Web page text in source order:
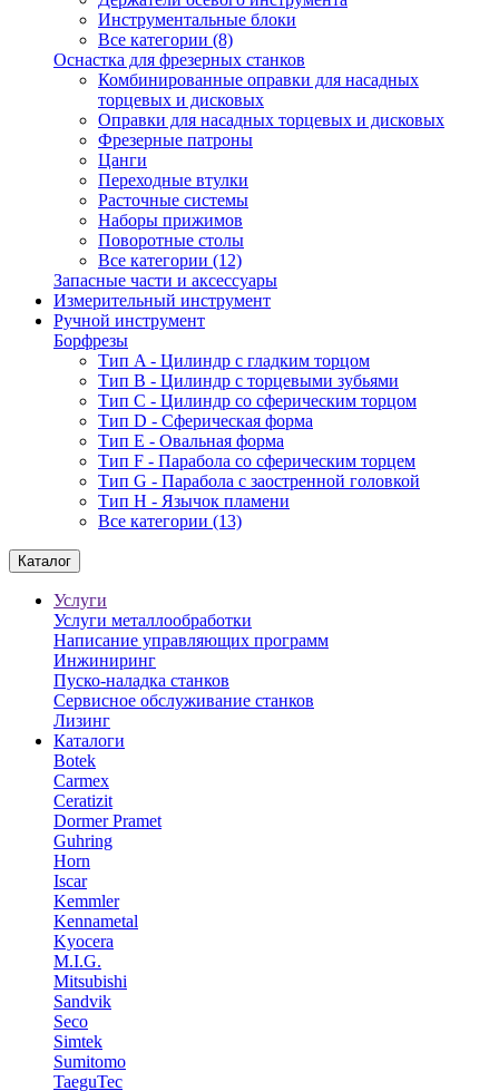
Инструментальные блоки
Все категории (8)
Оснастка для фрезерных станков
Комбинированные оправки для насадных
торцевых и дисковых
Оправки для насадных торцевых и дисковых
Фрезерные патроны
Цанги
Переходные втулки
Расточные системы
Наборы прижимов
Поворотные столы
Все категории (12)
Запасные части и аксессуары
Измерительный инструмент
Ручной инструмент
Борфрезы
Тип A - Цилиндр с гладким торцом
Тип В - Цилиндр с торцевыми зубьями
Тип С - Цилиндр со сферическим торцом
Тип D - Сферическая форма
Тип Е - Овальная форма
Тип F - Парабола со сферическим торцем
Тип G - Парабола с заостренной головкой
Тип H - Язычок пламени
Все категории (13)
Каталог
Услуги
Услуги металлообработки
Написание управляющих программ
Инжиниринг
Пуско-наладка станков
Сервисное обслуживание станков
Лизинг
Каталоги
Botek
Carmex
Ceratizit
Dormer Pramet
Guhring
Horn
Iscar
Kemmler
Kennametal
Kyocera
M.I.G.
Mitsubishi
Sandvik
Seco
Simtek
Sumitomo
TaeguTec